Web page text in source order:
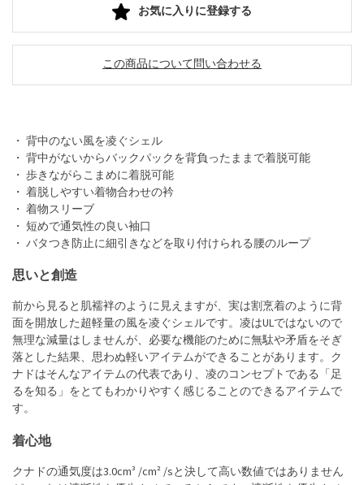
お気に入りに登録する
この商品について問い合わせる
・ 背中のない風を凌ぐシェル
・ 背中がないからバックパックを背負ったままで着脱可能
・ 歩きながらこまめに着脱可能
・ 着脱しやすい着物合わせの衿
・ 着物スリーブ
・ 短めで通気性の良い袖口
・ バタつき防止に細引きなどを取り付けられる腰のループ
思いと創造
前から見ると肌襦袢のように見えますが、実は割烹着のように背
面を開放した超軽量の風を凌ぐシェルです。凌はULではないので
無理な減量はしませんが、必要な機能のために無駄や矛盾をそぎ
落とした結果、思わぬ軽いアイテムができることがあります。ク
ナドはそんなアイテムの代表であり、凌のコンセプトである「足
るを知る」をとてもわかりやすく感じることのできるアイテムで
す。
着心地
クナドの通気度は3.0cm³ /cm² /sと決して高い数値ではありません